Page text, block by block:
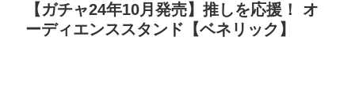
【ガチャ24年10月発売】推しを応援！ オ
ーディエンススタンド【ベネリック】